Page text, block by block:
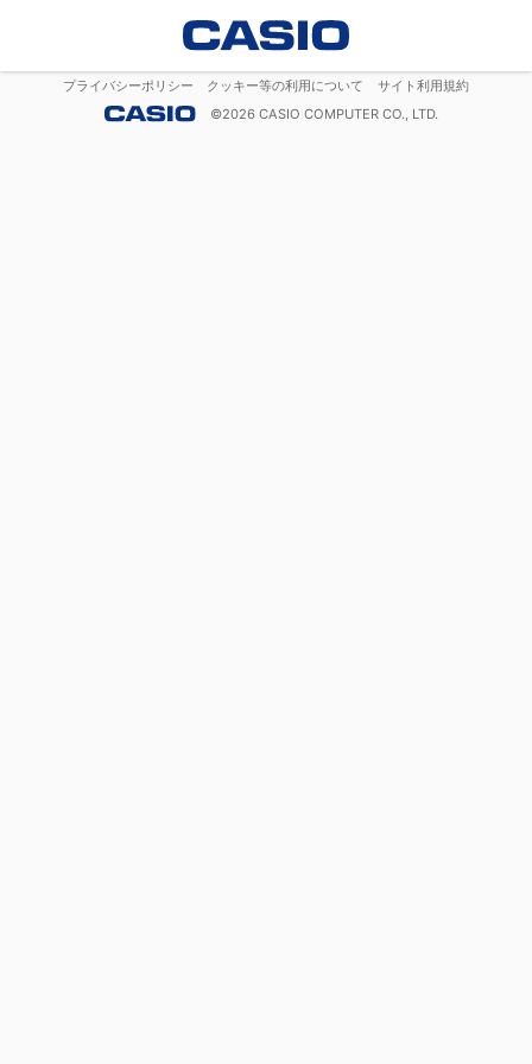
プライバシーポリシー クッキー等の利用について
サイト利用規約
©2026 CASIO COMPUTER CO., LTD.